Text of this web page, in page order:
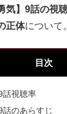
気】9話の視
正体について。
目次
話視聴率
話のあらすじ